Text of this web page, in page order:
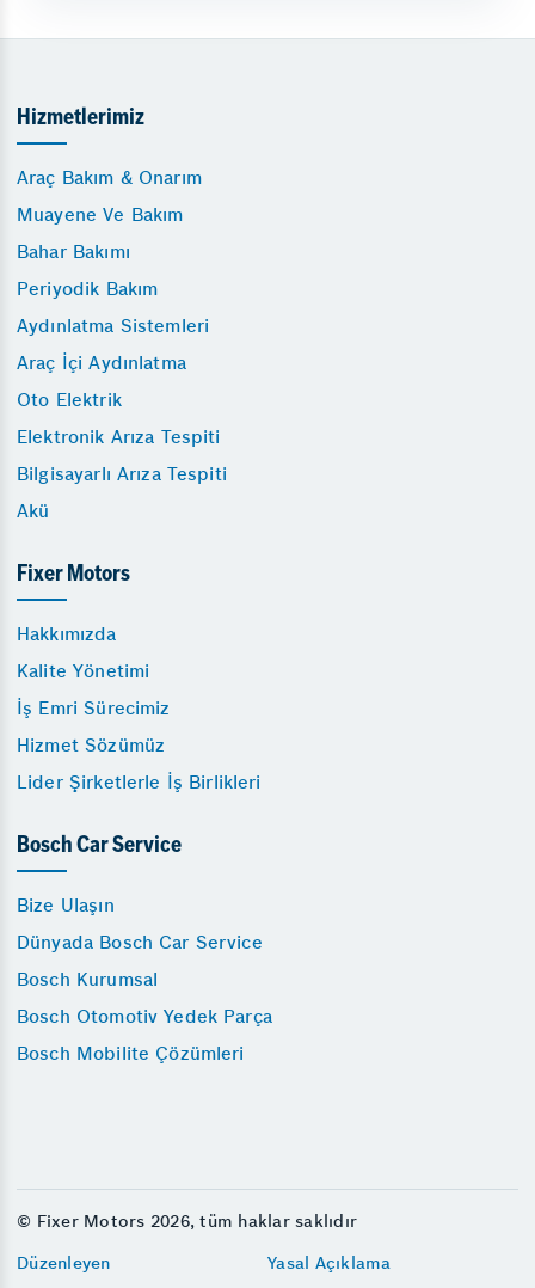
Hizmetlerimiz
Araç Bakım & Onarım
Muayene Ve Bakım
Bahar Bakımı
Periyodik Bakım
Aydınlatma Sistemleri
Araç İçi Aydınlatma
Oto Elektrik
Elektronik Arıza Tespiti
Bilgisayarlı Arıza Tespiti
Akü
Fixer Motors
Hakkımızda
Kalite Yönetimi
İş Emri Sürecimiz
Hizmet Sözümüz
Lider Şirketlerle İş Birlikleri
Bosch Car Service
Bize Ulaşın
Dünyada Bosch Car Service
Bosch Kurumsal
Bosch Otomotiv Yedek Parça
Bosch Mobilite Çözümleri
© Fixer Motors 2026, tüm haklar saklıdır
Düzenleyen
Yasal Açıklama